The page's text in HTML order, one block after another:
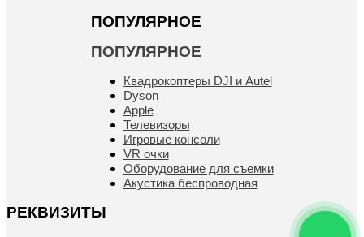
ПОПУЛЯРНОЕ
ПОПУЛЯРНОЕ
Квадрокоптеры DJI и Autel
Dyson
Apple
Телевизоры
Игровые консоли
VR очки
Оборудование для съемки
Акустика беспроводная
РЕКВИЗИТЫ